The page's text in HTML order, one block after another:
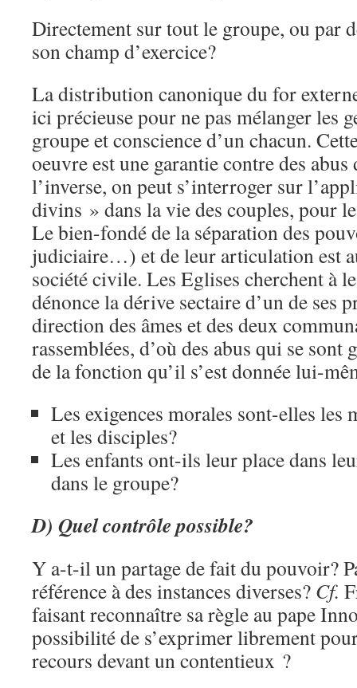
Directement sur tout le groupe, ou par
son champ d’exercice?
La distribution canonique du for
ici précieuse pour ne pas mélanger les
groupe et conscience d’un chacun.
oeuvre est une garantie contre des
l’inverse, on peut s’interroger sur
divins » dans la vie des couples, pour
Le bien-fondé de la séparation des
judiciaire…) et de leur articulation est
société civile. Les Eglises cherchent à
dénonce la dérive sectaire d’un de ses
direction des âmes et des deux
rassemblées, d’où des abus qui se sont
de la fonction qu’il s’est donnée lui-
Les exigences morales sont-elles les
et les disciples?
Les enfants ont-ils leur place dans
dans le groupe?
D) Quel contrôle possible?
Y a-t-il un partage de fait du pouvoir?
référence à des instances diverses? Cf.
faisant reconnaître sa règle au pape
possibilité de s’exprimer librement
recours devant un contentieux ?